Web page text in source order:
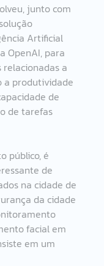
junto com
Artificial
OpenAI, para
a
a produtividade
de
de tarefas
público, é
de
na cidade de
da cidade
facial em
em um